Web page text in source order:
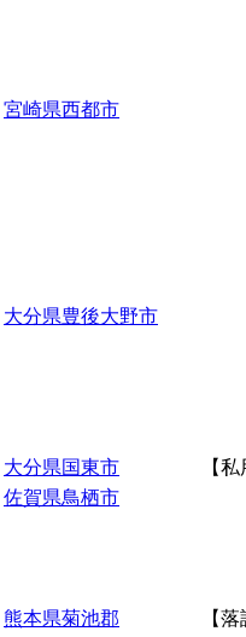
宮崎県西都市
大分県豊後大野市
大分県国東市
【
佐賀県鳥栖市
熊本県菊池郡
【